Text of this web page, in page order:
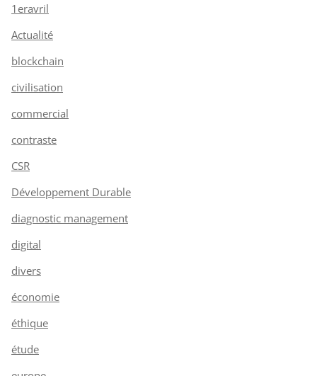
1eravril
Actualité
blockchain
civilisation
commercial
contraste
CSR
Développement Durable
diagnostic management
digital
divers
économie
éthique
étude